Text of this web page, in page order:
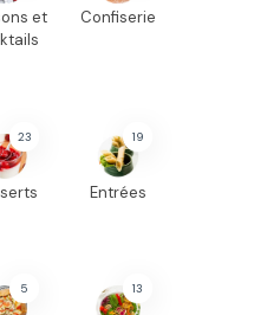
et
Confiserie
23 19
Entrées
5 13